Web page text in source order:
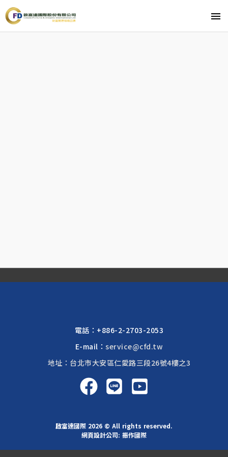
電話： +886-2-2703-2053
E-mail：service@cfd.tw
地址：台北市大安區仁愛路三段26號4樓之3
啟富達國際 2026 © All rights reserved.
網頁設計公司: 振作國際